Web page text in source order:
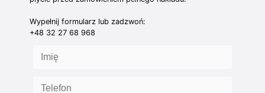
Wypełnij formularz lub zadzwoń:
+48 32 27 68 968